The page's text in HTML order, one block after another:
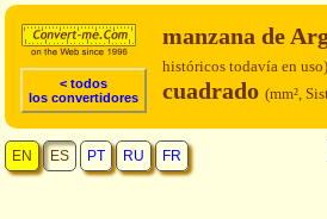
< todos
los convertidores
manzana de
históricos todavía en uso)
cuadrado (mm²,
EN ES PT RU FR